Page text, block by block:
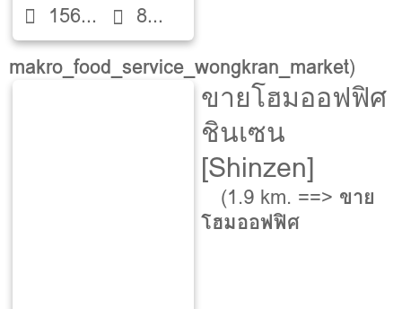
นอน156
ตรว.
8
ห้องน้ำ
makro_food_service_wongkran_market)
ขายโฮมออฟฟิศ
ชินเซน
[Shinzen]
(1.9 km. ==> ขาย
โฮมออฟฟิศ